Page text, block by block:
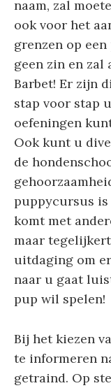
naam, zal
ook voor het
grenzen op
geen zin en zal
Barbet! Er zijn
stap voor stap
oefeningen
Ook kunt u
de
puppycursus
komt met
maar
uitdaging om
naar u gaat
pup wil spelen!
Bij het kiezen
te informeren
getraind. Op